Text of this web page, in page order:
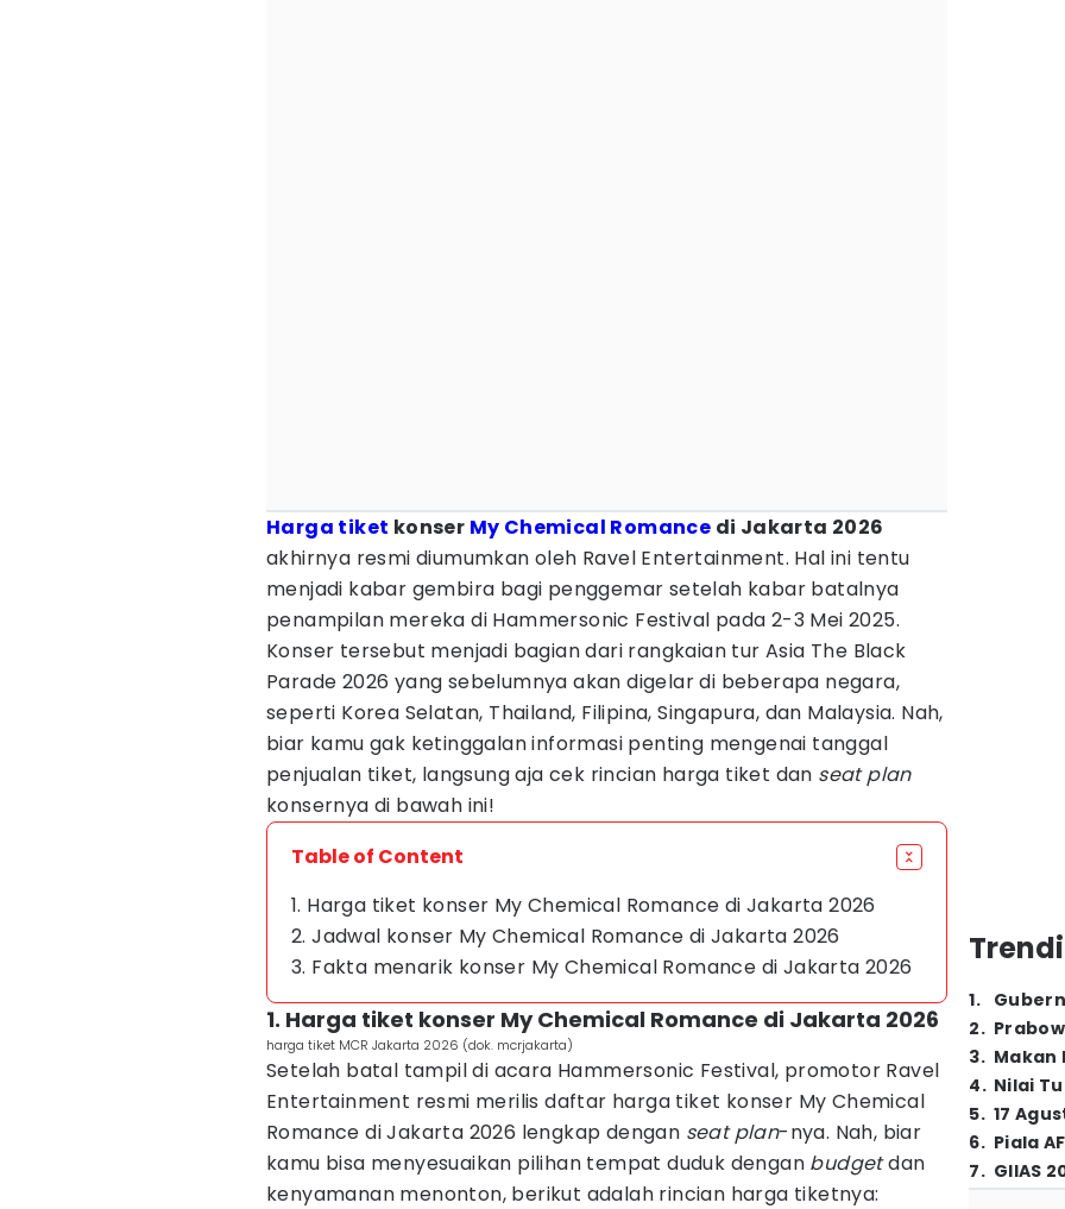
Harga tiket konser My Chemical Romance di Jakarta 2026
akhirnya resmi diumumkan oleh Ravel Entertainment. Hal ini tentu
menjadi kabar gembira bagi penggemar setelah kabar batalnya
penampilan mereka di Hammersonic Festival pada 2-3 Mei 2025.
Konser tersebut menjadi bagian dari rangkaian tur Asia The Black
Parade 2026 yang sebelumnya akan digelar di beberapa negara,
seperti Korea Selatan, Thailand, Filipina, Singapura, dan Malaysia. Nah,
biar kamu gak ketinggalan informasi penting mengenai tanggal
penjualan tiket, langsung aja cek rincian harga tiket dan seat plan
konsernya di bawah ini!
Table of Content
1. Harga tiket konser My Chemical Romance di Jakarta 2026
2. Jadwal konser My Chemical Romance di Jakarta 2026
3. Fakta menarik konser My Chemical Romance di Jakarta 2026
1. Harga tiket konser My Chemical Romance di Jakarta 2026
harga tiket MCR Jakarta 2026 (dok. mcrjakarta)
Setelah batal tampil di acara Hammersonic Festival, promotor Ravel
Entertainment resmi merilis daftar harga tiket konser My Chemical
Romance di Jakarta 2026 lengkap dengan seat plan-nya. Nah, biar
kamu bisa menyesuaikan pilihan tempat duduk dengan budgetdan
kenyamanan menonton, berikut adalah rincian harga tiketnya:
1.
2.
3. Makan
4. Nilai
5. 17
6. Piala
7. GIIAS